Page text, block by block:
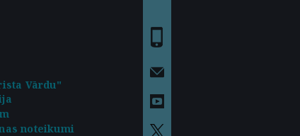
Vārdu"
noteikumi